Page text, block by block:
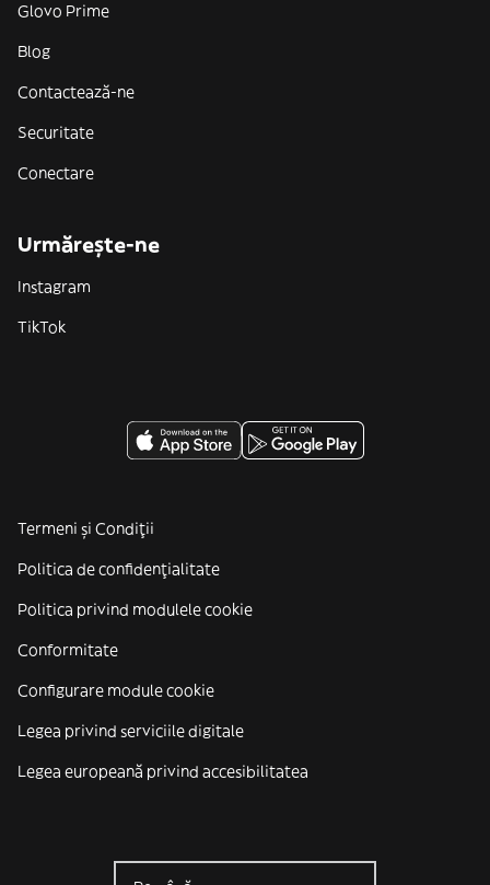
Glovo Prime
Blog
Contactează-ne
Securitate
Conectare
Urmărește-ne
Instagram
TikTok
Termeni și Condiții
Politica de confidenţialitate
Politica privind modulele cookie
Conformitate
Configurare module cookie
Legea privind serviciile digitale
Legea europeană privind accesibilitatea